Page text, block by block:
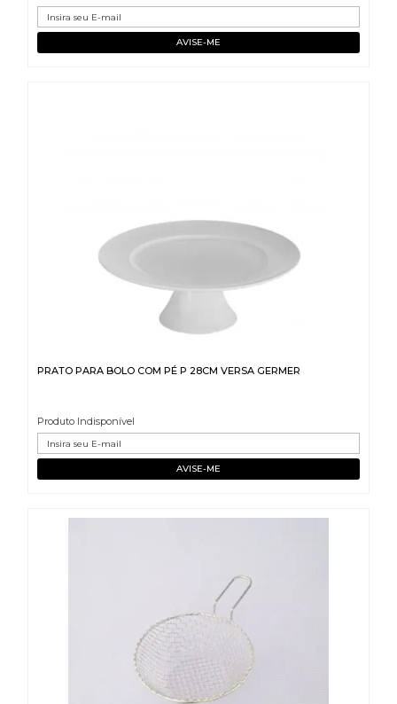
PRATO PARA BOLO COM PÉ P 28CM VERSA GERMER
Produto Indisponível